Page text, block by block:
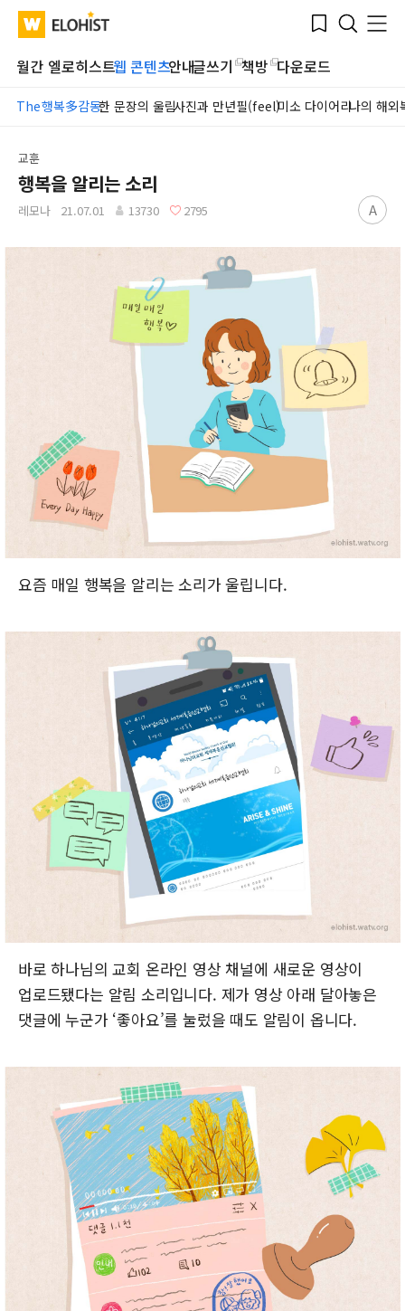
WATV Elohist-
Home
Bookmark
Search
Menu
월간 엘로히스트웹 콘텐츠안내글쓰기 책방 다운로드
The행복多감동한 문장의 울림사진과 만년필(feel)미소 다이어리나의 해외
Submit
교훈
행복을 알리는 소리
레모나 21.07.01 13730 2795 A
요즘 매일 행복을 알리는 소리가 울립니다.
바로 하나님의 교회 온라인 영상 채널에 새로운 영상이
업로드됐다는 알림 소리입니다. 제가 영상 아래 달아놓은
댓글에 누군가 ‘좋아요’를 눌렀을 때도 알림이 옵니다.